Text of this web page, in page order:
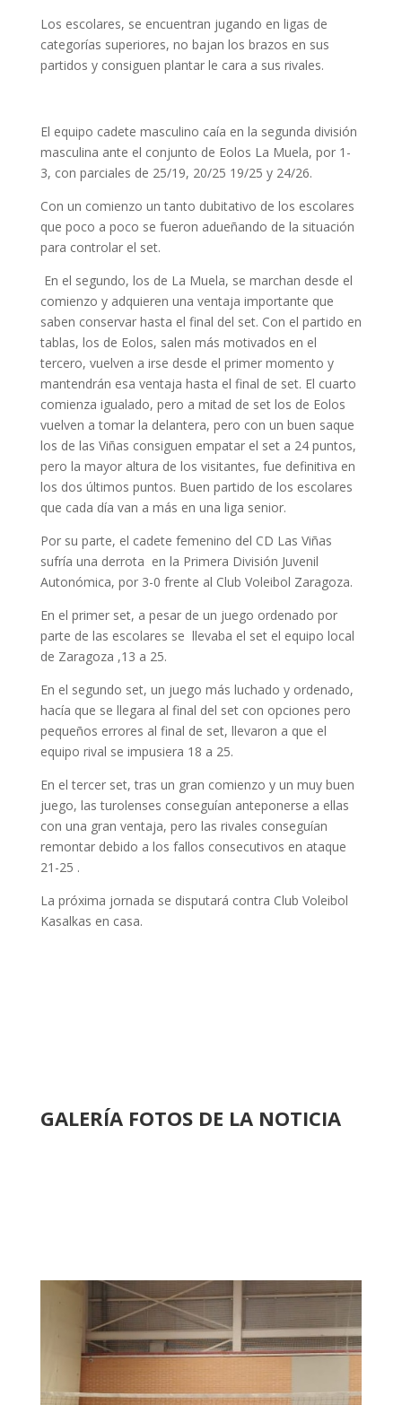
Los escolares, se encuentran jugando en ligas de
categorías superiores, no bajan los brazos en sus
partidos y consiguen plantar le cara a sus rivales.
El equipo cadete masculino caía en la segunda división
masculina ante el conjunto de Eolos La Muela, por 1-
3, con parciales de 25/19, 20/25 19/25 y 24/26.
Con un comienzo un tanto dubitativo de los escolares
que poco a poco se fueron adueñando de la situación
para controlar el set.
En el segundo, los de La Muela, se marchan desde el
comienzo y adquieren una ventaja importante que
saben conservar hasta el final del set. Con el partido en
tablas, los de Eolos, salen más motivados en el
tercero, vuelven a irse desde el primer momento y
mantendrán esa ventaja hasta el final de set. El cuarto
comienza igualado, pero a mitad de set los de Eolos
vuelven a tomar la delantera, pero con un buen saque
los de las Viñas consiguen empatar el set a 24 puntos,
pero la mayor altura de los visitantes, fue definitiva en
los dos últimos puntos. Buen partido de los escolares
que cada día van a más en una liga senior.
Por su parte, el cadete femenino del CD Las Viñas
sufría una derrota en la Primera División Juvenil
Autonómica, por 3-0 frente al Club Voleibol Zaragoza.
En el primer set, a pesar de un juego ordenado por
parte de las escolares se llevaba el set el equipo local
de Zaragoza ,13 a 25.
En el segundo set, un juego más luchado y ordenado,
hacía que se llegara al final del set con opciones pero
pequeños errores al final de set, llevaron a que el
equipo rival se impusiera 18 a 25.
En el tercer set, tras un gran comienzo y un muy buen
juego, las turolenses conseguían anteponerse a ellas
con una gran ventaja, pero las rivales conseguían
remontar debido a los fallos consecutivos en ataque
21-25 .
La próxima jornada se disputará contra Club Voleibol
Kasalkas en casa.
GALERÍA FOTOS DE LA NOTICIA